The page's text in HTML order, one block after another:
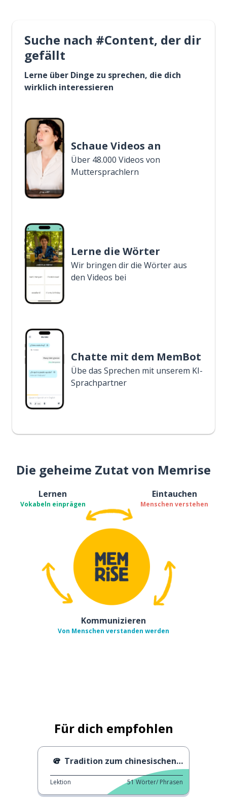
Suche nach #Content, der dir
gefällt
Lerne über Dinge zu sprechen, die dich
wirklich interessieren
Schaue Videos an
Über 48.000 Videos von
Muttersprachlern
Lerne die Wörter
Wir bringen dir die Wörter aus
den Videos bei
Chatte mit dem MemBot
Übe das Sprechen mit unserem KI-
Sprachpartner
Die geheime Zutat von Memrise
Lernen
Vokabeln einprägen
Eintauchen
Menschen verstehen
Kommunizieren
Von Menschen verstanden werden
Für dich empfohlen
Tradition zum chinesischen Neujahrsfest
Lektion 51Wörter/ Phrasen